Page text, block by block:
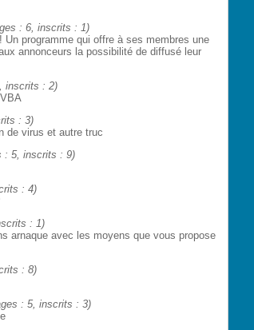
: 6, inscrits : 1)
programme qui offre à ses membres une
annonceurs la possibilité de diffusé leur
inscrits : 2)
: 3)
de virus et autre truc
: 5, inscrits : 9)
: 4)
: 1)
arnaque avec les moyens que vous propose
: 8)
: 5, inscrits : 3)